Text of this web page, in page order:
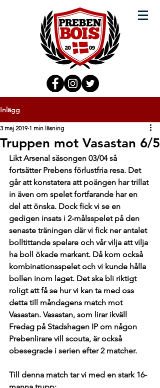
Inlägg
Truppen mot Vasastan 6/5
3 maj 2019 1 min läsning
Likt Arsenal säsongen 03/04 så
fortsätter Prebens förlustfria resa. Det
går att konstatera att poängen har trillat
in även om spelet fortfarande har en
del att önska. Dock fick vi se en
gedigen insats i 2-målsspelet på den
senaste träningen där vi fick ner antalet
bolltittande spelare och vår vilja att vilja
ha boll ökade markant. Då kom också
kombinationsspelet och vi kunde hålla
bollen inom laget. Det ska bli riktigt
roligt att få se hur vi kan ta med oss
detta till måndagens match mot
Vasastan. Vasastan, som lirar ikväll
Fredag på Stadshagen IP om någon
Prebenlirare vill scouta, är också
obesegrade i serien efter 2 matcher.
Till denna match tar vi med en stark 16-